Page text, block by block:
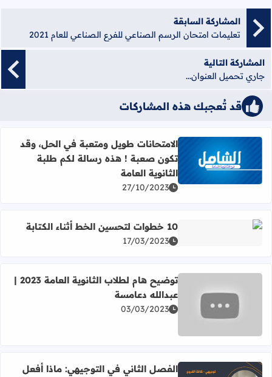
المشاركة السابقة
تعليمات امتحان الرسم الصناعي للفرع الصناعي للعام 2021
المشاركة التالية
جاري تحميل العنوان...
قد تُعجبك هذه المشاركات
اقرأ المزيد عن الامتحانات طويل ومتعبة في الحل، وقد تكون
الامتحانات طويل ومتعبة في الحل، وقد
تكون صعبة ! هذه رسالة لكم طلبة
الثانوية العامة
27/10/2023
اقرأ المزيد عن 10 خطوات لتحسين الخط أثناء الكتابة
10 خطوات لتحسين الخط أثناء الكتابة
17/03/2023
اقرأ المزيد عن توضيح هام لطلاب الثانوية العامة 2023 | عبدالله دعامسة
توضيح هام لطلاب الثانوية العامة 2023 |
عبدالله دعامسة
03/03/2023
الفصل الثاني في التوجيهي: ماذا أفعل